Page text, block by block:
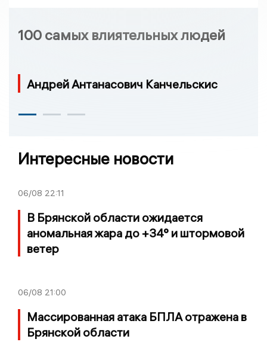
100 самых влиятельных людей
Андрей Антанасович Канчельскис
Интересные новости
06/08 22:11
В Брянской области ожидается
аномальная жара до +34° и штормовой
ветер
06/08 21:00
Массированная атака БПЛА отражена в
Брянской области